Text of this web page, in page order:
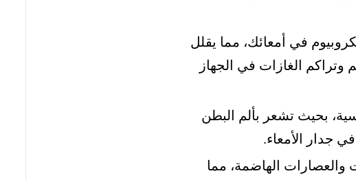
في أمعائك، مما يقلل
الغازات في الجهاز
بحيث تشعر بألم البطن
جدار الأمعاء.
والعصارات الهاضمة، مما